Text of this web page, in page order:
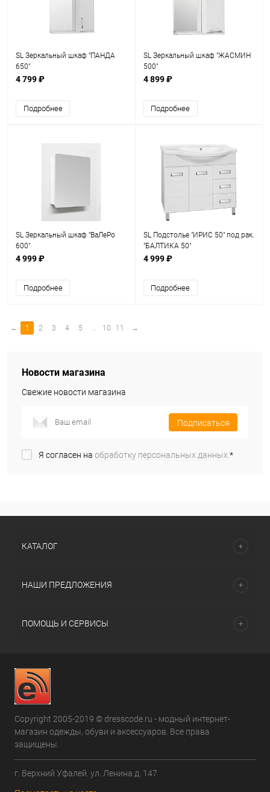
SL Зеркальный шкаф "ПАНДА
650"
4 799 ₽
Подробнее
SL Зеркальный шкаф "ЖАСМИН
500"
4 899 ₽
Подробнее
SL Зеркальный шкаф "ВаЛеРо
600"
4 999 ₽
Подробнее
SL Подстолье "ИРИС 50" под рак.
"БАЛТИКА 50"
4 999 ₽
Подробнее
← 1 2 3 4 5 ... 10 11 →
Новости магазина
Свежие новости магазина
Подписаться
Я согласен на обработку персональных данных.*
КАТАЛОГ
НАШИ ПРЕДЛОЖЕНИЯ
ПОМОЩЬ И СЕРВИСЫ
Copyright 2005-2019 © dresscode.ru - модный интернет-
магазин одежды, обуви и аксессуаров. Все права
защищены.
г. Верхний Уфалей. ул. Ленина д. 147